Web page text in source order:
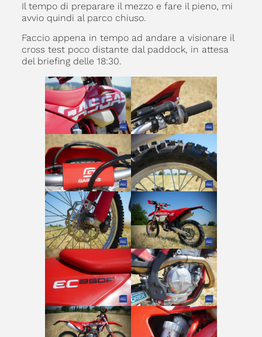
Il tempo di preparare il mezzo e fare il pieno, mi
avvio quindi al parco chiuso.
Faccio appena in tempo ad andare a visionare il
cross test poco distante dal paddock, in attesa
del briefing delle 18:30.